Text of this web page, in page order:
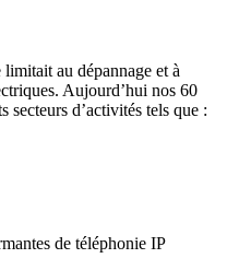
au dépannage et à
Aujourd’hui nos 60
d’activités tels que :
de téléphonie IP